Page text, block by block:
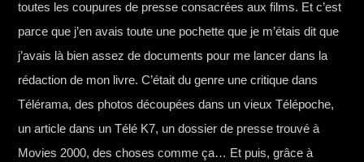
toutes les coupures de presse consacrées aux films. Et c’est
parce que j’en avais toute une pochette que je m’étais dit que
j’avais là bien assez de documents pour me lancer dans la
rédaction de mon livre. C’était du genre une critique dans
Télérama, des photos découpées dans un vieux Télépoche,
un article dans un Télé K7, un dossier de presse trouvé à
Movies 2000, des choses comme ça… Et puis, grâce à